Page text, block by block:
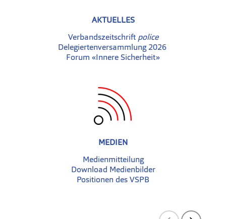
AKTUELLES
Verbandszeitschrift police
Delegiertenversammlung 2026
Forum «Innere Sicherheit»
MEDIEN
Medienmitteilung
Download Medienbilder
Positionen des VSPB